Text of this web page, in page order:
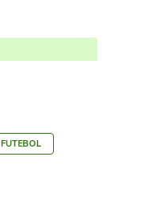
FUTEBOL